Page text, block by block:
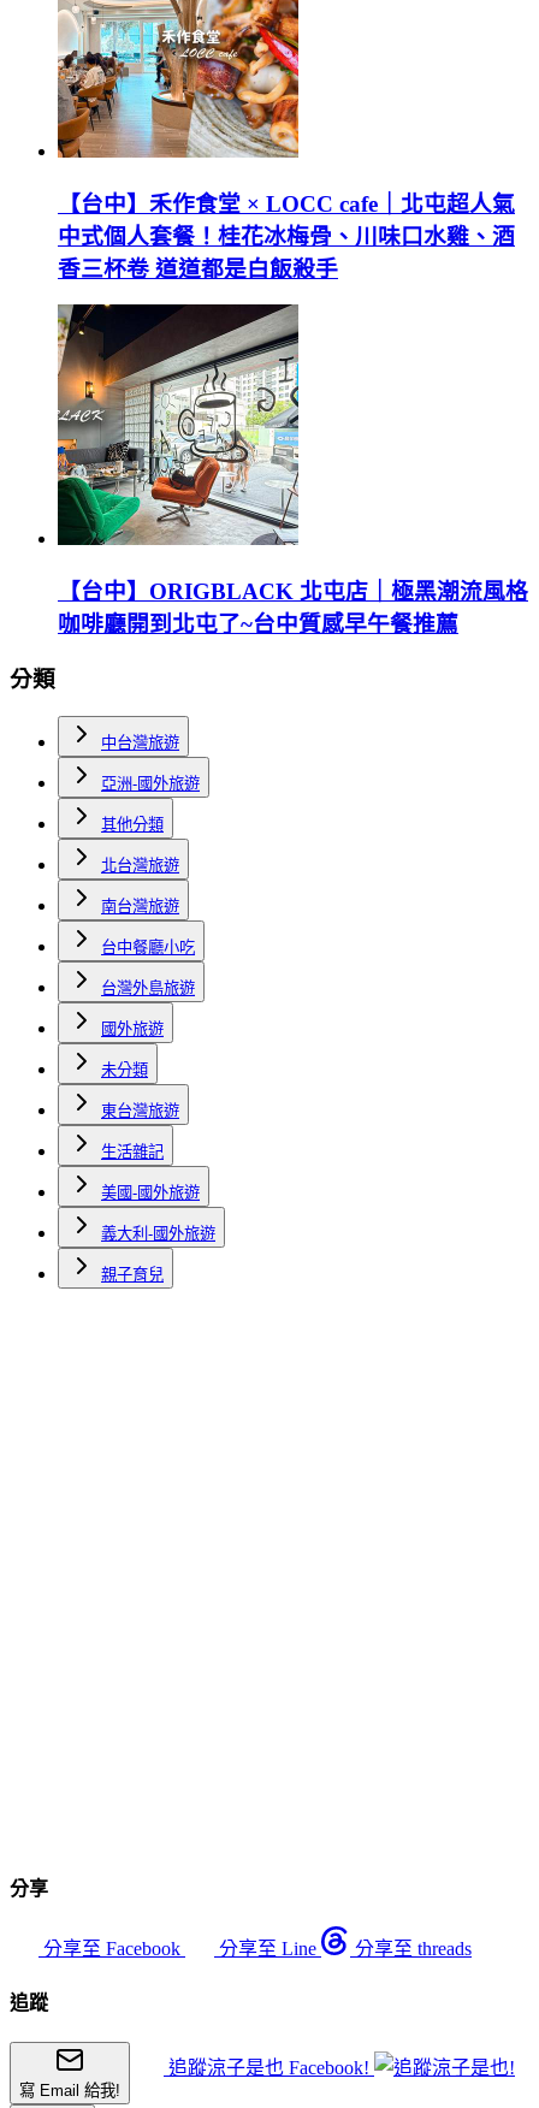
【台中】禾作食堂 × LOCC cafe｜北屯超人氣
中式個人套餐！桂花冰梅骨、川味口水雞、酒
香三杯卷 道道都是白飯殺手
【台中】ORIGBLACK 北屯店｜極黑潮流風格
咖啡廳開到北屯了~台中質感早午餐推薦
分類
中台灣旅遊
亞洲-國外旅遊
其他分類
北台灣旅遊
南台灣旅遊
台中餐廳小吃
台灣外島旅遊
國外旅遊
未分類
東台灣旅遊
生活雜記
美國-國外旅遊
義大利-國外旅遊
親子育兒
分享
分享至 Facebook 分享至 Line 分享至 threads
追蹤
寫 Email 給我!
追蹤涼子是也 Facebook!